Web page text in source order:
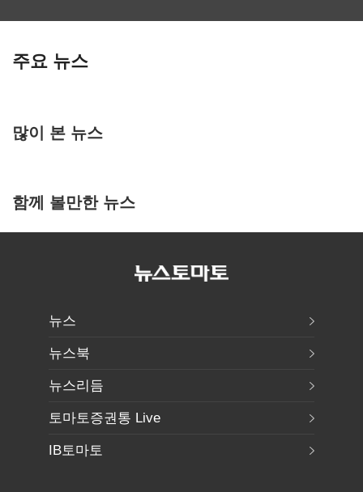
주요 뉴스
많이 본 뉴스
함께 볼만한 뉴스
뉴스
뉴스북
뉴스리듬
토마토증권통 Live
IB토마토